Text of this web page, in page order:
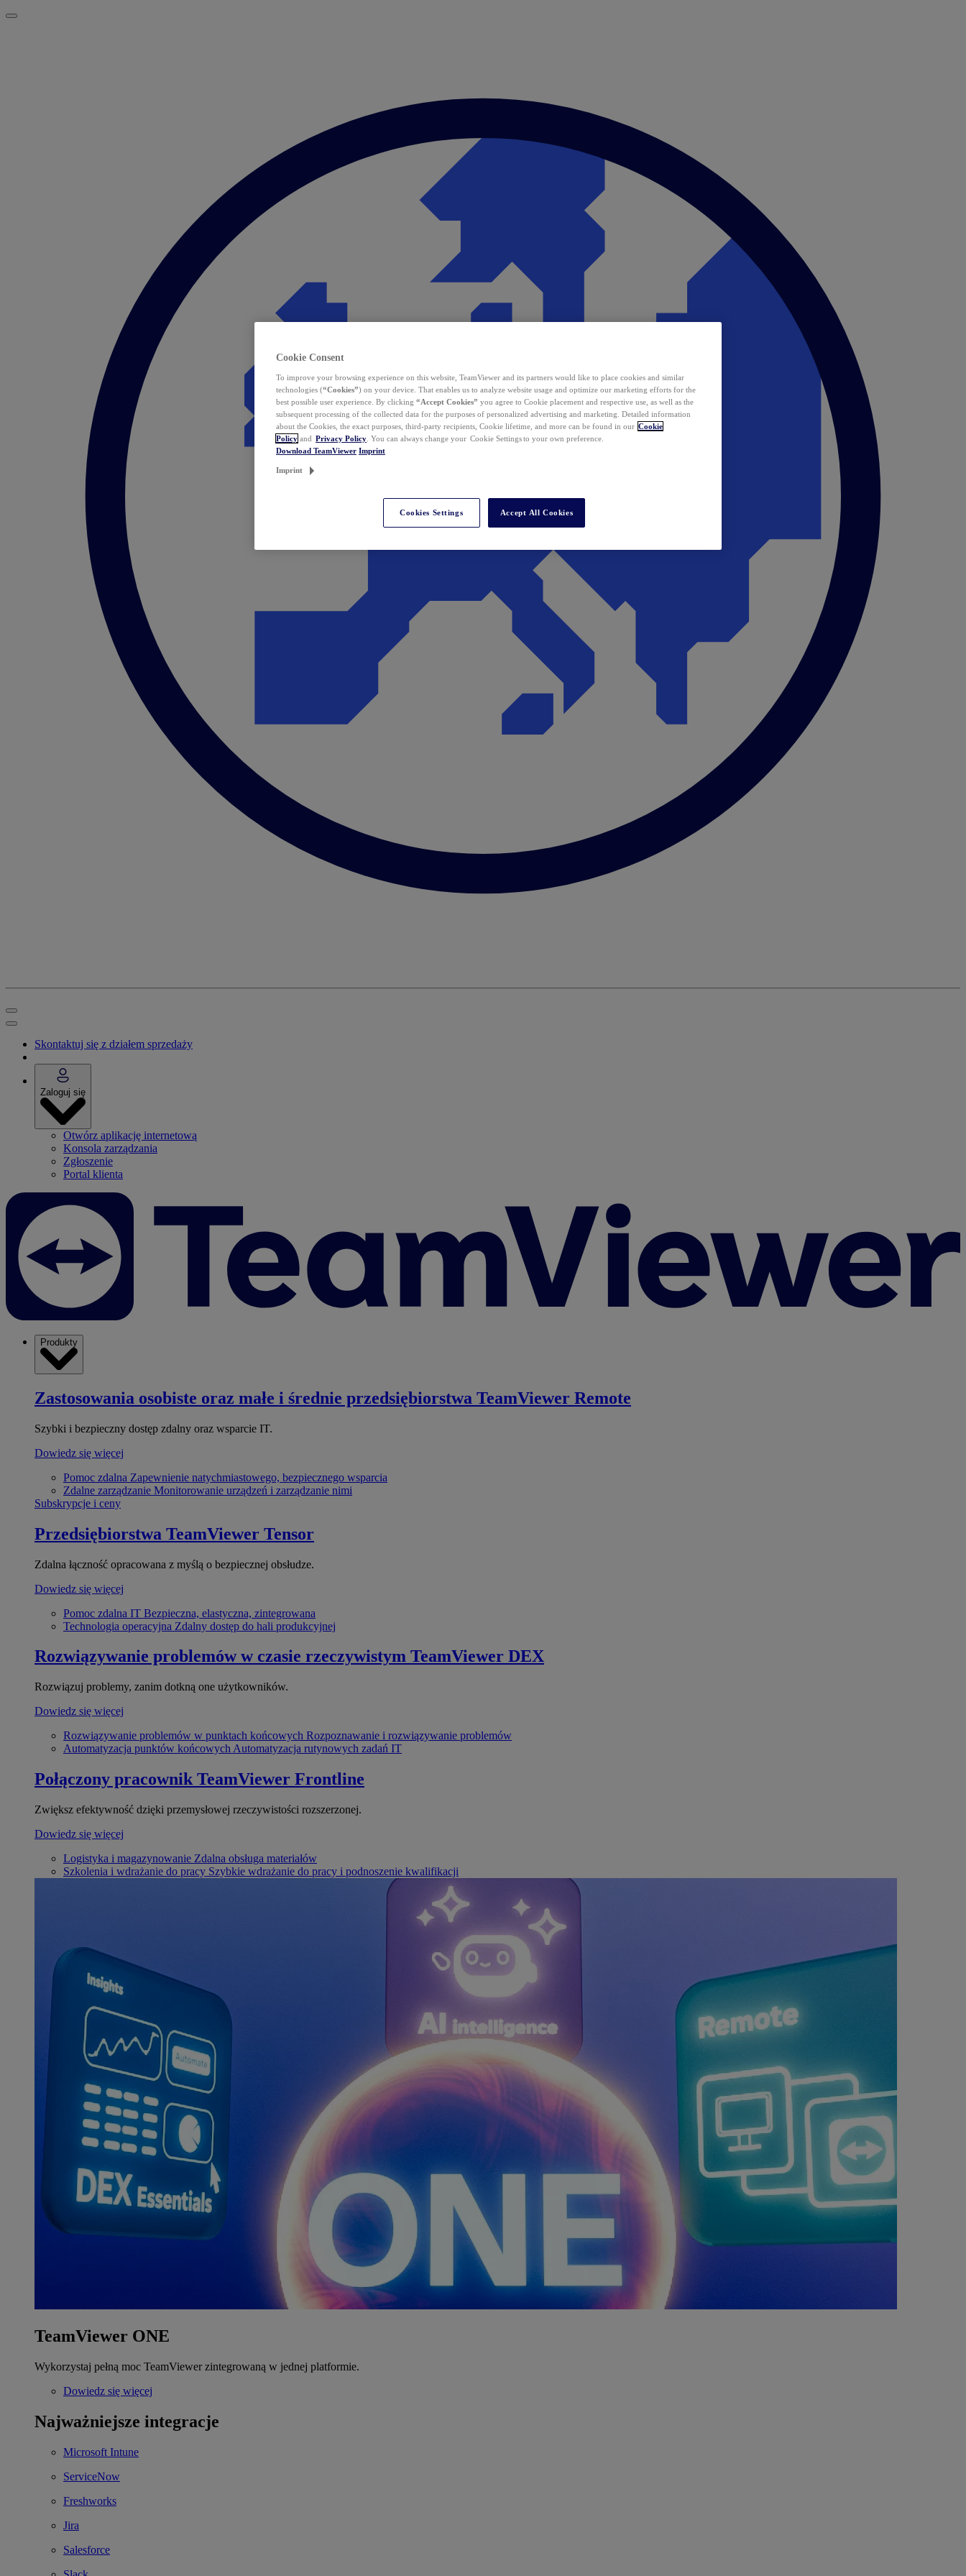
Skontaktuj się z działem sprzedaży
Zaloguj się
Otwórz aplikację internetową
Konsola zarządzania
Zgłoszenie
Portal klienta
Produkty
Zastosowania osobiste oraz małe i średnie przedsiębiorstwa TeamViewer Remote
Szybki i bezpieczny dostęp zdalny oraz wsparcie IT.
Dowiedz się więcej
Pomoc zdalna Zapewnienie natychmiastowego, bezpiecznego wsparcia
Zdalne zarządzanie Monitorowanie urządzeń i zarządzanie nimi
Subskrypcje i ceny
Przedsiębiorstwa TeamViewer Tensor
Zdalna łączność opracowana z myślą o bezpiecznej obsłudze.
Dowiedz się więcej
Pomoc zdalna IT Bezpieczna, elastyczna, zintegrowana
Technologia operacyjna Zdalny dostęp do hali produkcyjnej
Rozwiązywanie problemów w czasie rzeczywistym TeamViewer DEX
Rozwiązuj problemy, zanim dotkną one użytkowników.
Dowiedz się więcej
Rozwiązywanie problemów w punktach końcowych Rozpoznawanie i rozwiązywanie problemów
Automatyzacja punktów końcowych Automatyzacja rutynowych zadań IT
Połączony pracownik TeamViewer Frontline
Zwiększ efektywność dzięki przemysłowej rzeczywistości rozszerzonej.
Dowiedz się więcej
Logistyka i magazynowanie Zdalna obsługa materiałów
Szkolenia i wdrażanie do pracy Szybkie wdrażanie do pracy i podnoszenie kwalifikacji
TeamViewer ONE
Wykorzystaj pełną moc TeamViewer zintegrowaną w jednej platformie.
Dowiedz się więcej
Najważniejsze integracje
Microsoft Intune
ServiceNow
Freshworks
Jira
Salesforce
Cookie Consent
To improve your browsing experience on this website, TeamViewer and its partners would like to place cookies and similar
technologies (“Cookies”) on your device. That enables us to analyze website usage and optimize our marketing efforts for the
best possible user experience. By clicking “Accept Cookies” you agree to Cookie placement and respective use, as well as the
subsequent processing of the collected data for the purposes of personalized advertising and marketing. Detailed information
about the Cookies, the exact purposes, third-party recipients, Cookie lifetime, and more can be found in our Cookie
Policy and Privacy Policy . You can always change your Cookie Settings to your own preference.
Download TeamViewer Imprint
Imprint
Cookies Settings Accept All Cookies